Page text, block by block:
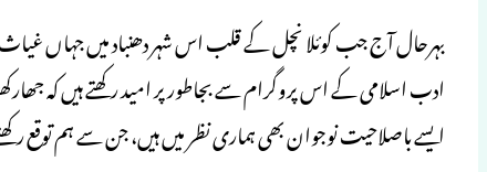
بہرحال آج جب کوئلا نچل کے قلب اس شہر دھنباد میں جہاں
ادب اسلامی کے اس پروگرام سے بجاطور پر امید رکھتے ہیں کہ
ایسے باصلاحیت نوجوان بھی ہماری نظر میں ہیں، جن سے ہم توقع